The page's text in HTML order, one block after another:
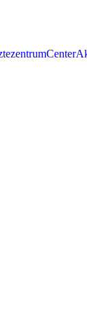
Center